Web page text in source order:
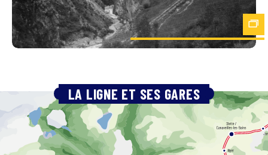
LA LIGNE ET SES GARES